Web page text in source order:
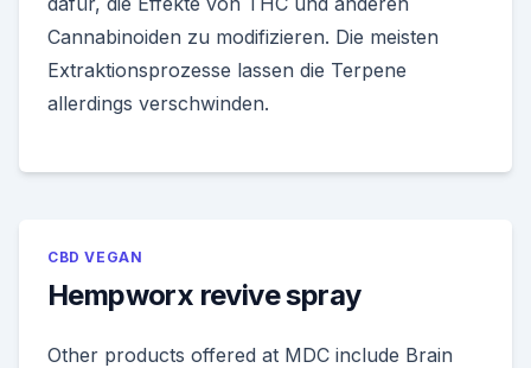
Cannabinoiden zu modifizieren. Die meisten
Extraktionsprozesse lassen die Terpene
allerdings verschwinden.
CBD VEGAN
Hempworx revive spray
Other products offered at MDC include Brain